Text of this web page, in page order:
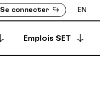
Se connecter EN
Emplois SET